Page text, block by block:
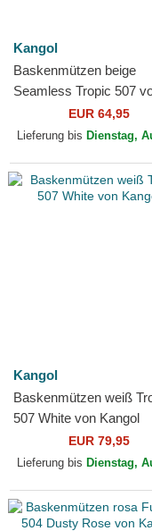
Kangol
Baskenmützen beige
Seamless Tropic 507
EUR 64,95
Lieferung bis Dienstag,
Kangol
Baskenmützen weiß
507 White von Kangol
EUR 79,95
Lieferung bis Dienstag,